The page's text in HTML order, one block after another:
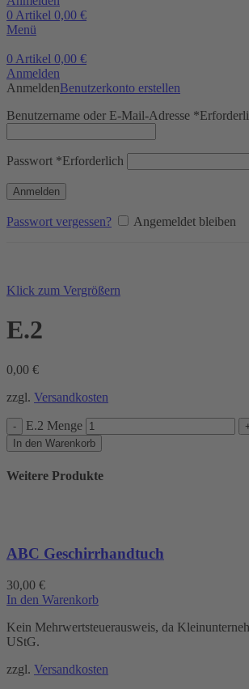
0 Artikel 0,00 €
Menü
0 Artikel 0,00 €
Anmelden
AnmeldenBenutzerkonto erstellen
Benutzername oder E-Mail-Adresse *
Passwort *Erforderlich
Anmelden
Passwort vergessen? Angemeldet bleiben
Klick zum Vergrößern
E.2
0,00 €
zzgl. Versandkosten
E.2 Menge
In den Warenkorb
Weitere Produkte
ABC Geschirrhandtuch
30,00 €
In den Warenkorb
Kein Mehrwertsteuerausweis, da
UStG.
zzgl. Versandkosten